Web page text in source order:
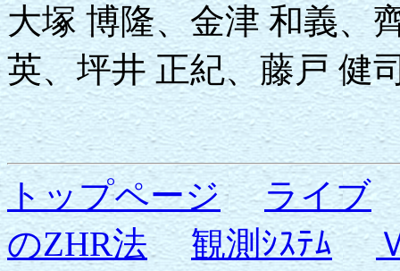
大塚 博隆、金津 和義、
英、坪井 正紀、藤戸 健
トップページ
ライブ
のZHR法
観測ｼｽﾃﾑ